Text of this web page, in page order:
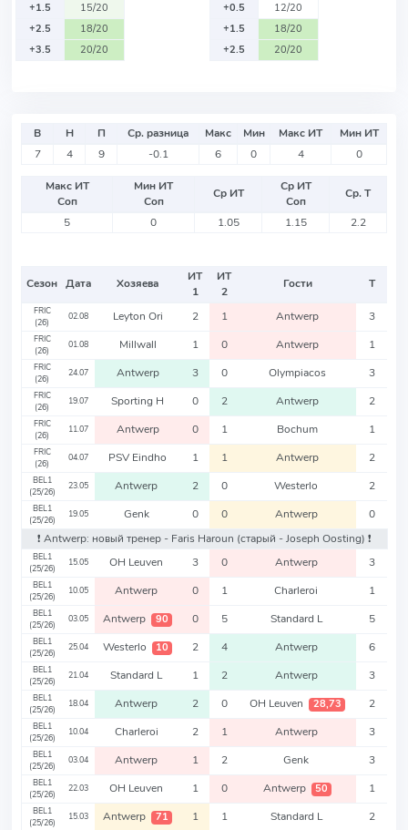
+1.5
15/20
+2.5
18/20
+3.5
20/20
+0.5
12/20
+1.5
18/20
+2.5
20/20
В Н П Ср. разница Макс Мин Макс ИТ
Мин ИТ
7
4 9 -0.1 6 0 4 0
Макс ИТ
Соп
Мин ИТ
Соп
Ср ИТ
Ср ИТ
Соп
Ср. Т
5
0 1.05 1.15 2.2
Сезон Дата Хозяева
ИТ
1
ИТ
2
Гости Т
FRIC
(26)
02.08 Leyton Ori 2 1 Antwerp 3
FRIC
(26)
01.08 Millwall 1 0 Antwerp 1
FRIC
(26)
24.07 Antwerp 3 0 Olympiacos 3
FRIC
(26)
19.07 Sporting H 0 2 Antwerp 2
FRIC
(26)
11.07 Antwerp 0 1 Bochum 1
FRIC
(26)
04.07 PSV Eindho 1 1 Antwerp 2
BEL1
(25/26)
23.05 Antwerp 2 0 Westerlo 2
BEL1
(25/26)
19.05 Genk 0 0 Antwerp
0
❗️ Antwerp: новый тренер - Faris Haroun (старый - Joseph Oosting) ❗️
BEL1
(25/26)
15.05 OH Leuven 3 0 Antwerp 3
BEL1
(25/26)
10.05 Antwerp 0 1 Charleroi 1
BEL1
(25/26)
03.05 Antwerp 90 0 5 Standard L 5
BEL1
(25/26)
25.04 Westerlo 10 2 4 Antwerp 6
BEL1
(25/26)
21.04 Standard L 1 2 Antwerp 3
BEL1
(25/26)
18.04 Antwerp 2 0 OH Leuven 28,73 2
BEL1
(25/26)
10.04 Charleroi 2 1 Antwerp 3
BEL1
(25/26)
03.04 Antwerp 1 2 Genk 3
BEL1
(25/26)
22.03 OH Leuven 1 0 Antwerp 50 1
BEL1
(25/26)
15.03 Antwerp 71 1 1 Standard L 2